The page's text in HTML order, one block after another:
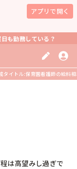
アプリで開く
も勤務している？
タイトル:保育園看護師の給料
は高望みし過ぎで